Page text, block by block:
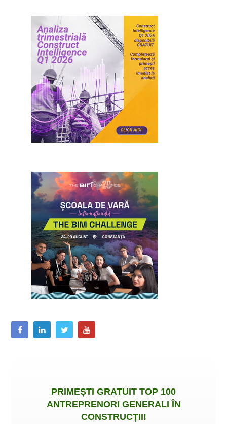
PRIMEȘTI GRATUIT TOP 100
ANTREPRENORI GENERALI ÎN
CONSTRUCȚII!